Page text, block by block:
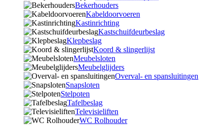
Bekerhouders
Kabeldoorvoeren
Kastinrichting
Kastschuifdeurbeslag
Klepbeslag
Koord & slingerlijst
Meubelsloten
Meubelglijders
Overval- en spansluitingen
Snapsloten
Stelpoten
Tafelbeslag
Televisieliften
WC Rolhouder